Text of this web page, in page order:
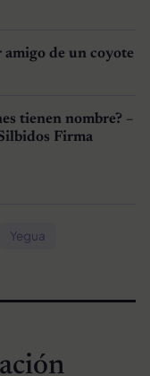
amigo de un coyote
tienen nombre? –
Firma
Yegua